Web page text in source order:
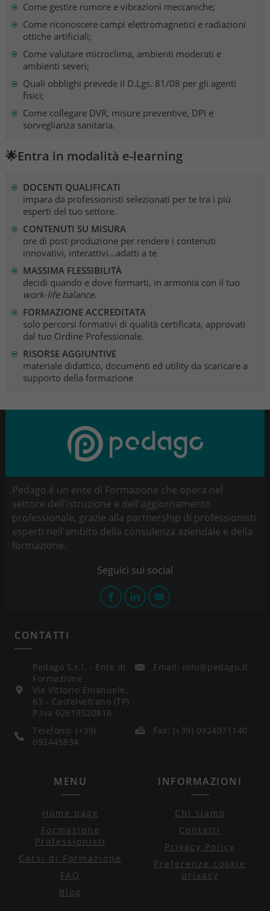
Come gestire rumore e vibrazioni meccaniche;
Come riconoscere campi elettromagnetici e radiazioni
ottiche artificiali;
Come valutare microclima, ambienti moderati e
ambienti severi;
Quali obblighi prevede il D.Lgs. 81/08 per gli agenti
fisici;
Come collegare DVR, misure preventive, DPI e
sorveglianza sanitaria.
🌟Entra in modalità e-learning
DOCENTI QUALIFICATI
impara da professionisti selezionati per te tra i più
esperti del tuo settore.
CONTENUTI SU MISURA
ore di post-produzione per rendere i contenuti
innovativi, interattivi...adatti a te
MASSIMA FLESSIBILITÀ
decidi quando e dove formarti, in armonia con il tuo
work-life balance.
FORMAZIONE ACCREDITATA
solo percorsi formativi di qualità certificata, approvati
dal tuo Ordine Professionale.
RISORSE AGGIUNTIVE
materiale didattico, documenti ed utility da scaricare a
supporto della formazione
Pedago è un ente di Formazione che opera nel
settore dell'istruzione e dell'aggiornamento
professionale, grazie alla partnership di professionisti
esperti nell'ambito della consulenza aziendale e della
formazione.
CONTATTI
Pedago S.r.l. - Ente di
Formazione
Via Vittorio Emanuele,
63 - Castelvetrano (TP)
P.Iva 02619520816
Email: info@pedago.it
Telefono: (+39)
092445834
Fax: (+39) 0924071140
MENU
Home page
Formazione
Professionisti
Corsi di Formazione
FAQ
Blog
INFORMAZIONI
Chi siamo
Contatti
Privacy Policy
Preferenze cookie
privacy